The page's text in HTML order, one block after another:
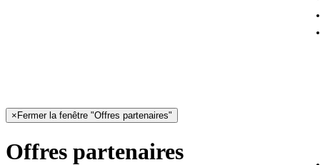
× Fermer la fenêtre "Offres partenaires"
Offres partenaires